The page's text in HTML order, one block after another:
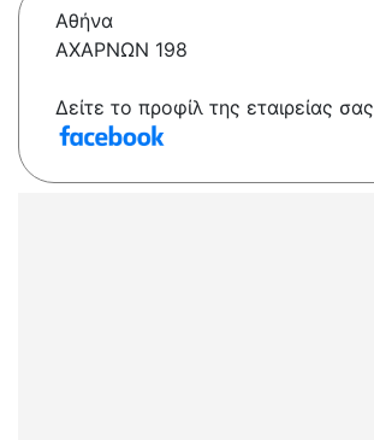
Αθήνα
ΑΧΑΡΝΩΝ 198
Δείτε το προφίλ της εταιρείας σας